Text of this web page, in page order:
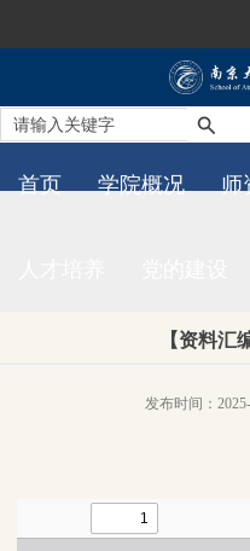
首页 学院概况 师
【资料汇
发布时间：